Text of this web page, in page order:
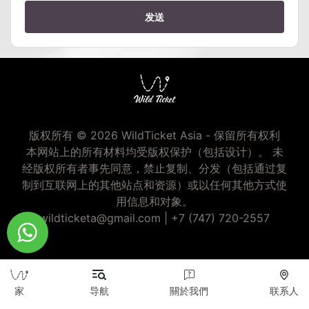
发送
版权所有 © 2026 WildTicket Asia - 保留所有权利
本网站上的所有材料均受版权保护（包括设计）。 未
经版权所有者事先同意，禁止复制、分发（包括通过复
制到互联网上的其他站点和资源）或以任何其他方式使
用信息和对象。
wildticketa@gmail.com
+7 (747) 720-2557
家 导航 關於我們 联系人